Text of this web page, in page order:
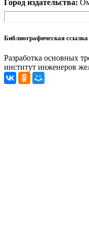
Город издательства:
Библиографическая ссылка
Разработка основных
институт инженеров